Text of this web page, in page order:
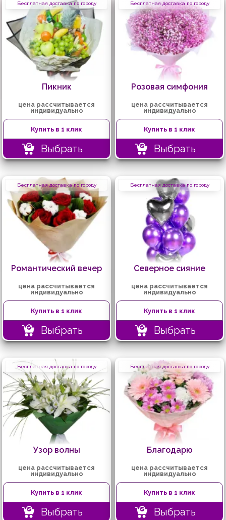
Бесплатная доставка по городу
Пикник
цена рассчитывается
индивидуально
Купить в 1 клик
Выбрать
Бесплатная доставка по городу
Розовая симфония
цена рассчитывается
индивидуально
Купить в 1 клик
Выбрать
Бесплатная доставка по городу
Романтический вечер
цена рассчитывается
индивидуально
Купить в 1 клик
Выбрать
Бесплатная доставка по городу
Северное сияние
цена рассчитывается
индивидуально
Купить в 1 клик
Выбрать
Бесплатная доставка по городу
Узор волны
цена рассчитывается
индивидуально
Купить в 1 клик
Выбрать
Бесплатная доставка по городу
Благодарю
цена рассчитывается
индивидуально
Купить в 1 клик
Выбрать